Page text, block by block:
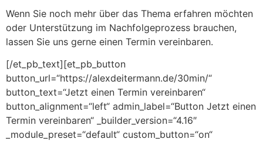
Wenn Sie noch mehr über das Thema erfahren möchten
oder Unterstützung im Nachfolgeprozess brauchen,
lassen Sie uns gerne einen Termin vereinbaren.
[/et_pb_text][et_pb_button
button_url=“https://alexdeitermann.de/30min/“
button_text=“Jetzt einen Termin vereinbaren“
button_alignment=“left“ admin_label=“Button Jetzt einen
Termin vereinbaren“ _builder_version=“4.16″
_module_preset=“default“ custom_button=“on“